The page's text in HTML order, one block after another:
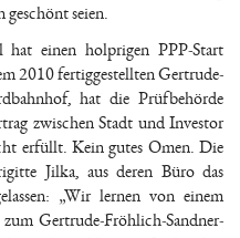
seien.
hat einen holprigen PPP-Start
2010 fertiggestellten Gertrude-
hat die Prüfbehörde
zwischen Stadt und Investor
erfüllt. Kein gutes Omen. Die
Jilka, aus deren Büro das
„Wir lernen von einem
Gertrude-Fröhlich-Sandner-